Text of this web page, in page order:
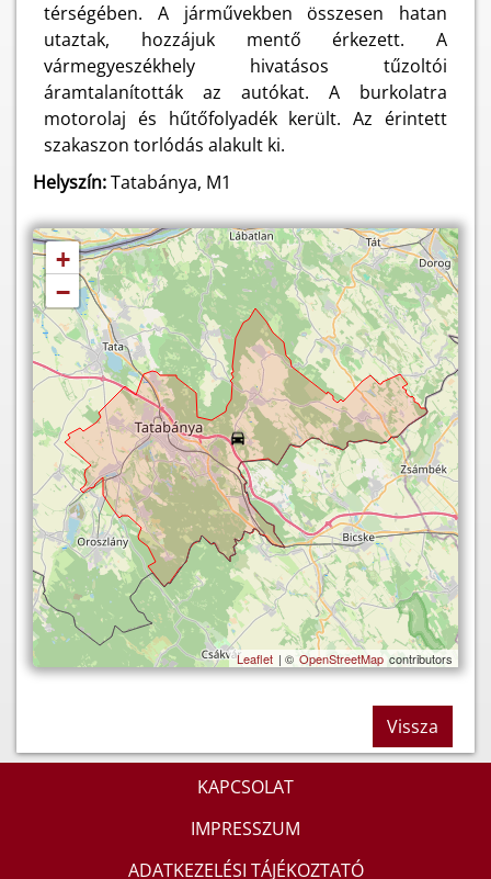
térségében. A járművekben összesen hatan
utaztak, hozzájuk mentő érkezett. A
vármegyeszékhely hivatásos tűzoltói
áramtalanították az autókat. A burkolatra
motorolaj és hűtőfolyadék került. Az érintett
szakaszon torlódás alakult ki.
Helyszín:Tatabánya, M1
+
−
Leaflet | © OpenStreetMap contributors
Vissza
KAPCSOLAT
IMPRESSZUM
ADATKEZELÉSI TÁJÉKOZTATÓ